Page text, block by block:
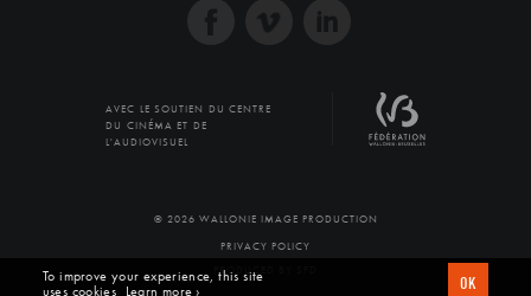
AVEC LE SOUTIEN DU CENTRE
DU CINÉMA ET DE
L'AUDIOVISUEL
© 2026 WALLONIE IMAGE PRODUCTION
PRIVACY POLICY
PRODUCED BY SFD
To improve your experience, this site
uses cookies Learn more › OK